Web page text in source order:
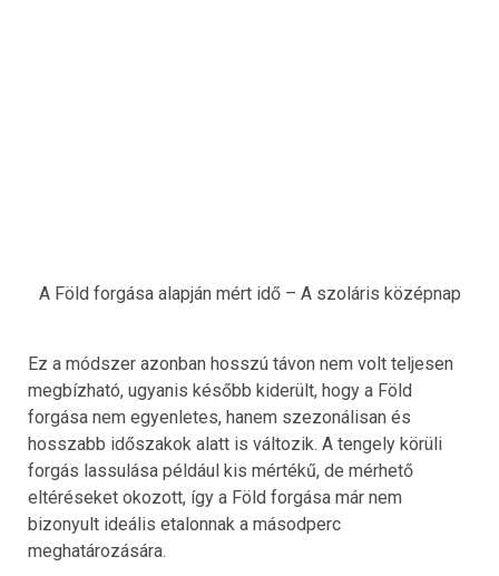
A Föld forgása alapján mért idő – A szoláris középnap
Ez a módszer azonban hosszú távon nem volt teljesen
megbízható, ugyanis később kiderült, hogy a Föld
forgása nem egyenletes, hanem szezonálisan és
hosszabb időszakok alatt is változik. A tengely körüli
forgás lassulása például kis mértékű, de mérhető
eltéréseket okozott, így a Föld forgása már nem
bizonyult ideális etalonnak a másodperc
meghatározására.